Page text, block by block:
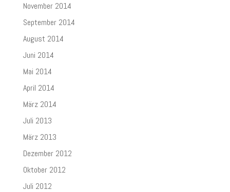
November 2014
September 2014
August 2014
Juni 2014
Mai 2014
April 2014
März 2014
Juli 2013
März 2013
Dezember 2012
Oktober 2012
Juli 2012